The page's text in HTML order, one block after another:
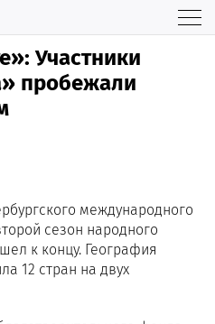
Участники
пробежали
международного
сезон народного
к концу. География
12 стран на двух